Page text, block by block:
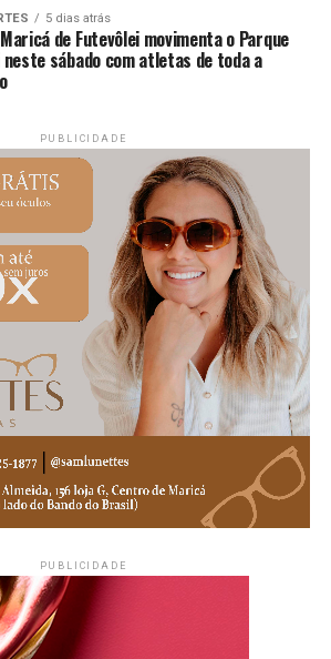
e o comércio local, atraindo
regiões e contribuindo para o
durante os dias de evento.
reafirmando a Festa do
um dos eventos mais tradicionais do
Maricá.
Web TV pelo site, Instagram
conferir a cobertura completa dos
notícias e acontecimentos de
#AgriculturaFamiliar
#MaricáRJ #Eventos
PUBLICIDADE
5 dias atrás
de Futevôlei movimenta o Parque
neste sábado com atletas de toda a
PUBLICIDADE
PUBLICIDADE